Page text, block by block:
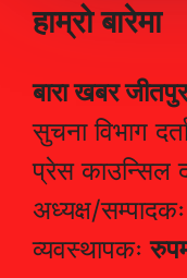
हाम्रो बारेमा
बारा खबर
सुचना विभाग
प्रेस काउन्सिल
अध्यक्ष/
व्यवस्थापकः